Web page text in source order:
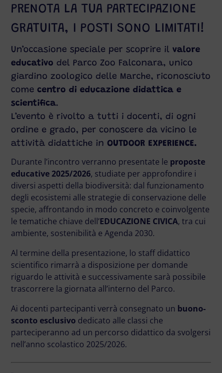
PRENOTA LA TUA PARTECIPAZIONE
GRATUITA, I POSTI SONO LIMITATI!
Un’occasione speciale per scoprire ilvalore
educativo del Parco Zoo Falconara, unico
giardino zoologico delle Marche, riconosciuto
comecentro di educazione didattica e
scientifica.
L’evento è rivolto a tutti i docenti, di ogni
ordine e grado, per conoscere da vicino le
attività didattiche inOUTDOOR EXPERIENCE.
Durante l’incontro verranno presentate le proposte
educative 2025/2026, studiate per approfondire i
diversi aspetti della biodiversità: dal funzionamento
degli ecosistemi alle strategie di conservazione delle
specie, affrontando in modo concreto e coinvolgente
le tematiche chiave dell’EDUCAZIONE CIVICA, tra cui
ambiente, sostenibilità e Agenda 2030.
Al termine della presentazione, lo staff didattico
scientifico rimarrà a disposizione per domande
riguardo le attività e successivamente sarà possibile
trascorrere la giornata all’interno del Parco.
Ai docenti partecipanti verrà consegnato un buono-
sconto esclusivo dedicato alle classi che
parteciperanno ad un percorso didattico da svolgersi
nell’anno scolastico 2025/2026.